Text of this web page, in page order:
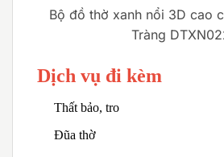
Bộ đồ thờ xanh nổi 3D cao
Tràng
Dịch vụ đi kèm
Thất bảo, tro
Đũa thờ